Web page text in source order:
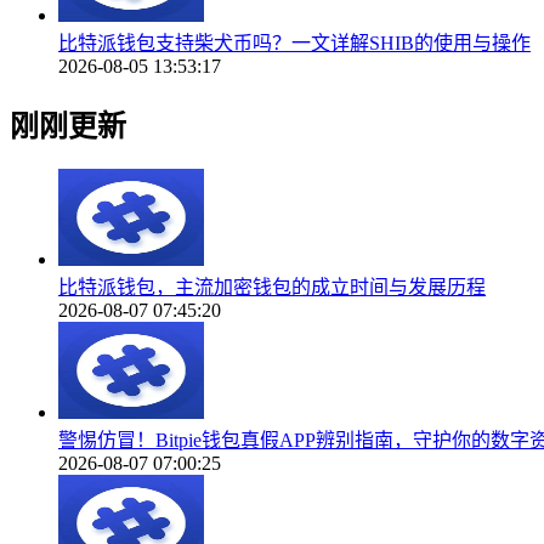
比特派钱包支持柴犬币吗？一文详解SHIB的使用与操作
2026-08-05 13:53:17
刚刚更新
比特派钱包，主流加密钱包的成立时间与发展历程
2026-08-07 07:45:20
警惕仿冒！Bitpie钱包真假APP辨别指南，守护你的数字
2026-08-07 07:00:25